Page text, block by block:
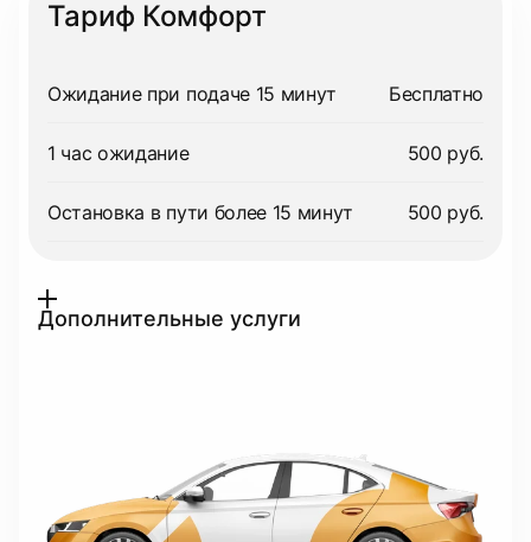
Тариф Комфорт
Ожидание при подаче 15 минут Бесплатно
1 час ожидание 500 руб.
Остановка в пути более 15 минут 500 руб.
Дополнительные услуги